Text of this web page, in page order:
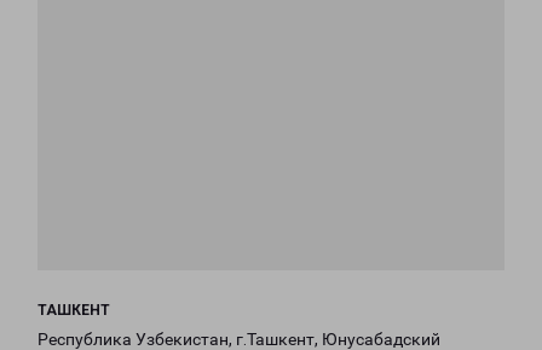
ТАШКЕНТ
Республика Узбекистан, г.Ташкент, Юнусабадский